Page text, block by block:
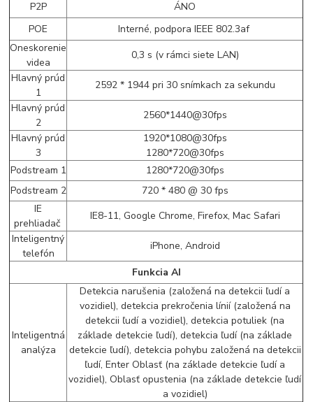
P2P
ÁNO
POE
Interné, podpora IEEE 802.3af
Oneskorenie
videa
0,3 s (v rámci siete LAN)
Hlavný prúd
1
2592 * 1944 pri 30 snímkach za sekundu
Hlavný prúd
2
2560*1440@30fps
Hlavný prúd
3
1920*1080@30fps
1280*720@30fps
Podstream 1
1280*720@30fps
Podstream 2
720 * 480 @ 30 fps
IE
prehliadač
IE8-11, Google Chrome, Firefox, Mac Safari
Inteligentný
telefón
iPhone, Android
Funkcia AI
Inteligentná
analýza
Detekcia narušenia (založená na detekcii ľudí a
vozidiel), detekcia prekročenia línií (založená na
detekcii ľudí a vozidiel), detekcia potuliek (na
základe detekcie ľudí), detekcia ľudí (na základe
detekcie ľudí), detekcia pohybu založená na detekcii
ľudí, Enter Oblasť (na základe detekcie ľudí a
vozidiel), Oblasť opustenia (na základe detekcie ľudí
a vozidiel)